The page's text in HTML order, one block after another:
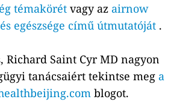
témakörétvagy az airnow
egészsége című útmutatóját .
Richard Saint Cyr MD nagyon
tanácsaiért tekintse meg a
blogot.